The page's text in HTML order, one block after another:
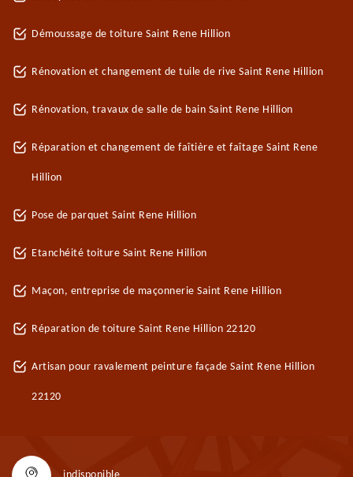
Démoussage de toiture Saint Rene Hillion
Rénovation et changement de tuile de rive Saint Rene Hillion
Rénovation, travaux de salle de bain Saint Rene Hillion
Réparation et changement de faîtière et faîtage Saint Rene
Hillion
Pose de parquet Saint Rene Hillion
Etanchéité toiture Saint Rene Hillion
Maçon, entreprise de maçonnerie Saint Rene Hillion
Réparation de toiture Saint Rene Hillion 22120
Artisan pour ravalement peinture façade Saint Rene Hillion
22120